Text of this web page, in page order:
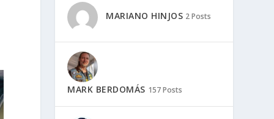
MARIANO HINJOS 2 Posts
MARK BERDOMÁS 157 Posts